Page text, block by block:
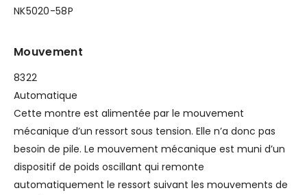
NK5020-58P
Mouvement
8322
Automatique
Cette montre est alimentée par le mouvement
mécanique d’un ressort sous tension. Elle n’a donc pas
besoin de pile. Le mouvement mécanique est muni d’un
dispositif de poids oscillant qui remonte
automatiquement le ressort suivant les mouvements de